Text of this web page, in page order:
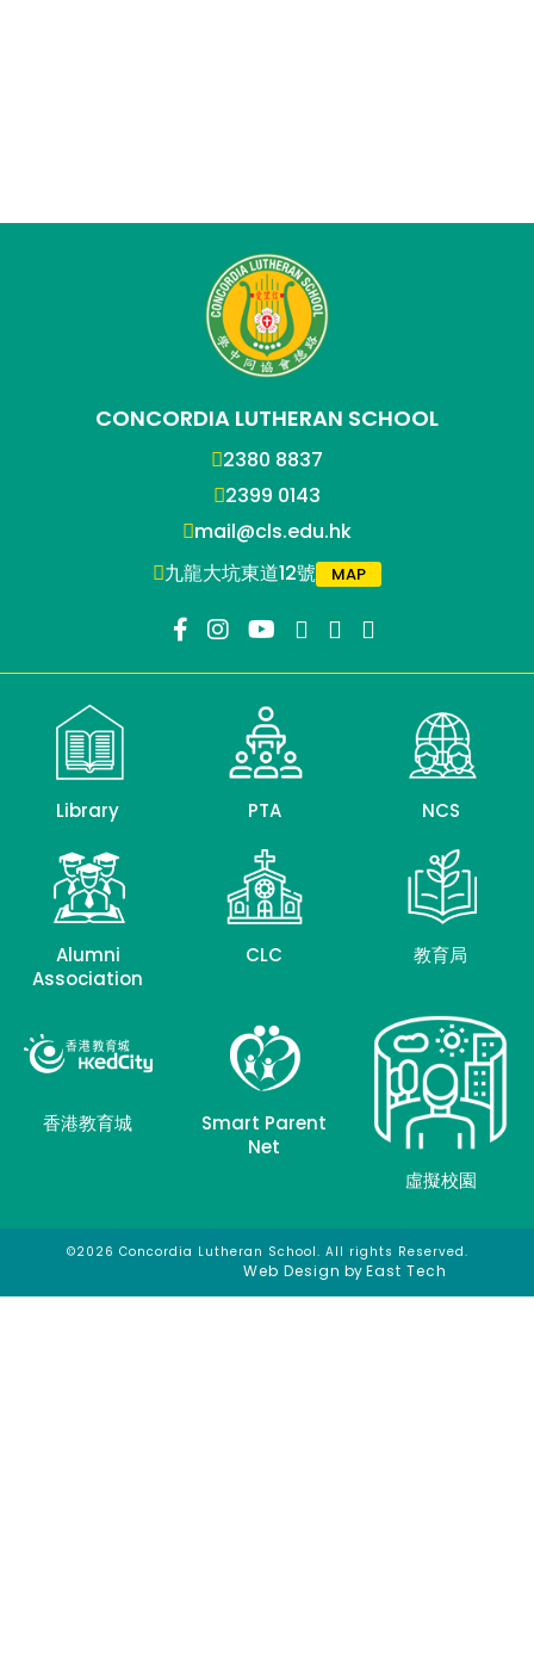
CONCORDIA LUTHERAN SCHOOL
2380 8837
2399 0143
mail@cls.edu.hk
九龍大坑東道12號
MAP
Library PTA NCS
Alumni
Association
CLC 教育局
香港教育城
Smart Parent
Net
虛擬校園
©2026 Concordia Lutheran School. All rights Reserved.
Web Design byEast Tech